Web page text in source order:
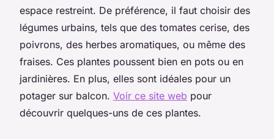
espace restreint. De préférence, il faut choisir des
légumes urbains, tels que des tomates cerise, des
poivrons, des herbes aromatiques, ou même des
fraises. Ces plantes poussent bien en pots ou en
jardinières. En plus, elles sont idéales pour un
potager sur balcon. Voir ce site web pour
découvrir quelques-uns de ces plantes.